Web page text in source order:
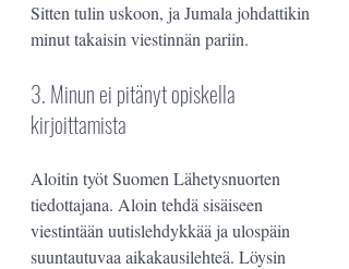
Sitten tulin uskoon, ja Jumala johdattikin
minut takaisin viestinnän pariin.
3. Minun ei pitänyt opiskella
kirjoittamista
Aloitin työt Suomen Lähetysnuorten
tiedottajana. Aloin tehdä sisäiseen
viestintään uutislehdykkää ja ulospäin
suuntautuvaa aikakausilehteä. Löysin